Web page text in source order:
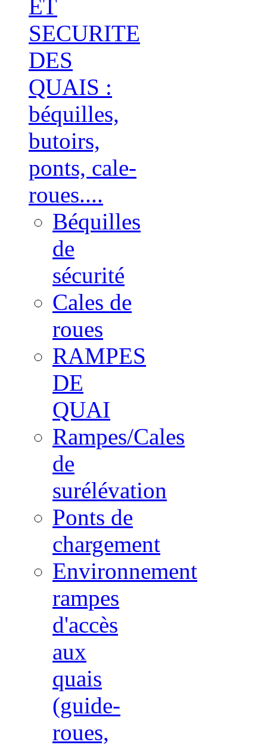
ET
SECURITE
DES
QUAIS :
béquilles,
butoirs,
ponts, cale-
roues....
Béquilles
de
sécurité
Cales de
roues
RAMPES
DE
QUAI
Rampes/Cales
de
surélévation
Ponts de
chargement
Environnement
rampes
d'accès
aux
quais
(guide-
roues,